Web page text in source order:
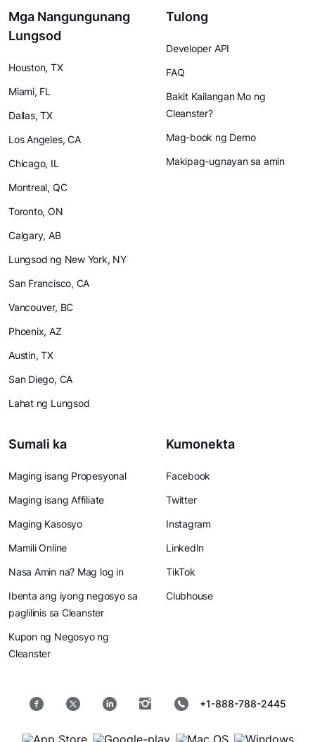
Mga Nangungunang
Lungsod
Houston, TX
Miami, FL
Dallas, TX
Los Angeles, CA
Chicago, IL
Montreal, QC
Toronto, ON
Calgary, AB
Lungsod ng New York, NY
San Francisco, CA
Vancouver, BC
Phoenix, AZ
Austin, TX
San Diego, CA
Lahat ng Lungsod
Tulong
Developer API
FAQ
Bakit Kailangan Mo ng
Cleanster?
Mag-book ng Demo
Makipag-ugnayan sa amin
Sumali ka
Maging isang Propesyonal
Maging isang Affiliate
Maging Kasosyo
Mamili Online
Nasa Amin na? Mag log in
Ibenta ang iyong negosyo sa
paglilinis sa Cleanster
Kupon ng Negosyo ng
Cleanster
Kumonekta
Facebook
Twitter
Instagram
LinkedIn
TikTok
Clubhouse
+1-888-788-2445